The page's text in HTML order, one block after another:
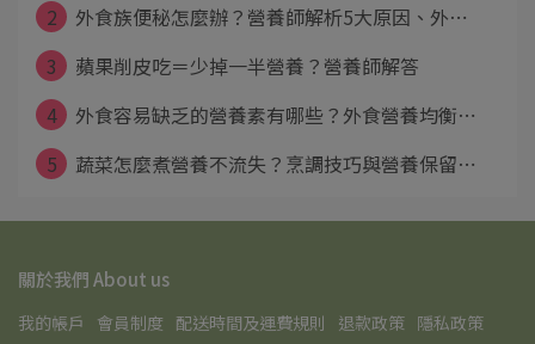
2
外食族便秘怎麼辦？營養師解析5大原因、外⋯
3
蘋果削皮吃＝少掉一半營養？營養師解答
4
外食容易缺乏的營養素有哪些？外食營養均衡⋯
5
蔬菜怎麼煮營養不流失？烹調技巧與營養保留⋯
關於我們 About us
我的帳戶 會員制度 配送時間及運費規則 退款政策 隱私政策